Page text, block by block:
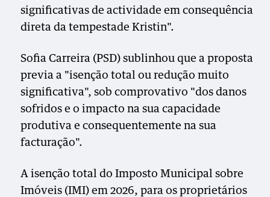
significativas de actividade em consequência
direta da tempestade Kristin".
Sofia Carreira (PSD) sublinhou que a proposta
previa a "isenção total ou redução muito
significativa", sob comprovativo "dos danos
sofridos e o impacto na sua capacidade
produtiva e consequentemente na sua
facturação".
A isenção total do Imposto Municipal sobre
Imóveis (IMI) em 2026, para os proprietários